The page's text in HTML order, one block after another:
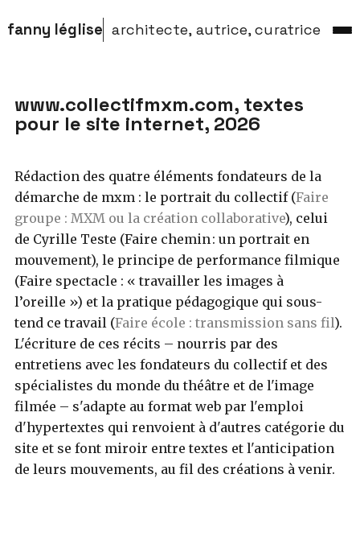
fanny léglise architecte, autrice, curatrice
www.collectifmxm.com, textes
pour le site internet, 2026
Rédaction des quatre éléments fondateurs de la
démarche de mxm : le portrait du collectif (Faire
groupe : MXM ou la création collaborative), celui
de Cyrille Teste (Faire chemin : un portrait en
mouvement), le principe de performance filmique
(Faire spectacle : « travailler les images à
l’oreille ») et la pratique pédagogique qui sous-
tend ce travail (Faire école : transmission sans fil).
L'écriture de ces récits – nourris par des
entretiens avec les fondateurs du collectif et des
spécialistes du monde du théâtre et de l'image
filmée – s'adapte au format web par l'emploi
d'hypertextes qui renvoient à d'autres catégorie du
site et se font miroir entre textes et l'anticipation
de leurs mouvements, au fil des créations à venir.